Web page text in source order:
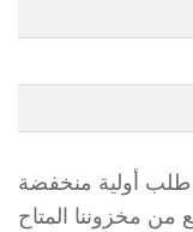
طلب أولية منخفضة
مخزوننا المتاح